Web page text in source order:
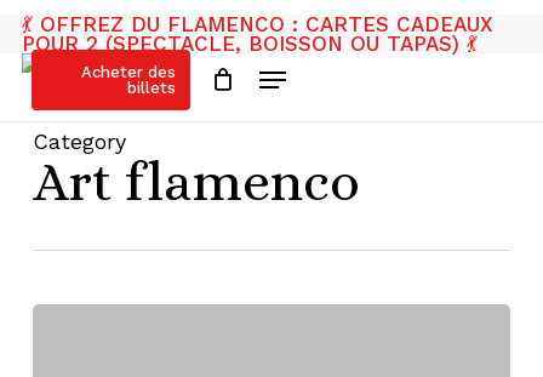
Skip
main
content
💃 OFFREZ DU FLAMENCO : CARTES CADEAUX
POUR 2 (SPECTACLE, BOISSON OU TAPAS) 💃
Acheter des
billets
Menu
CartClose
Cart
Category
Art flamenco